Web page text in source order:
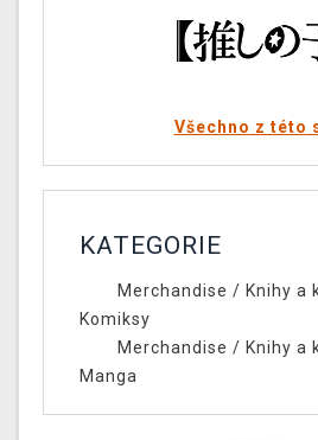
Všechno z této
KATEGORIE
Merchandise / Knihy a
Komiksy
Merchandise / Knihy a
Manga